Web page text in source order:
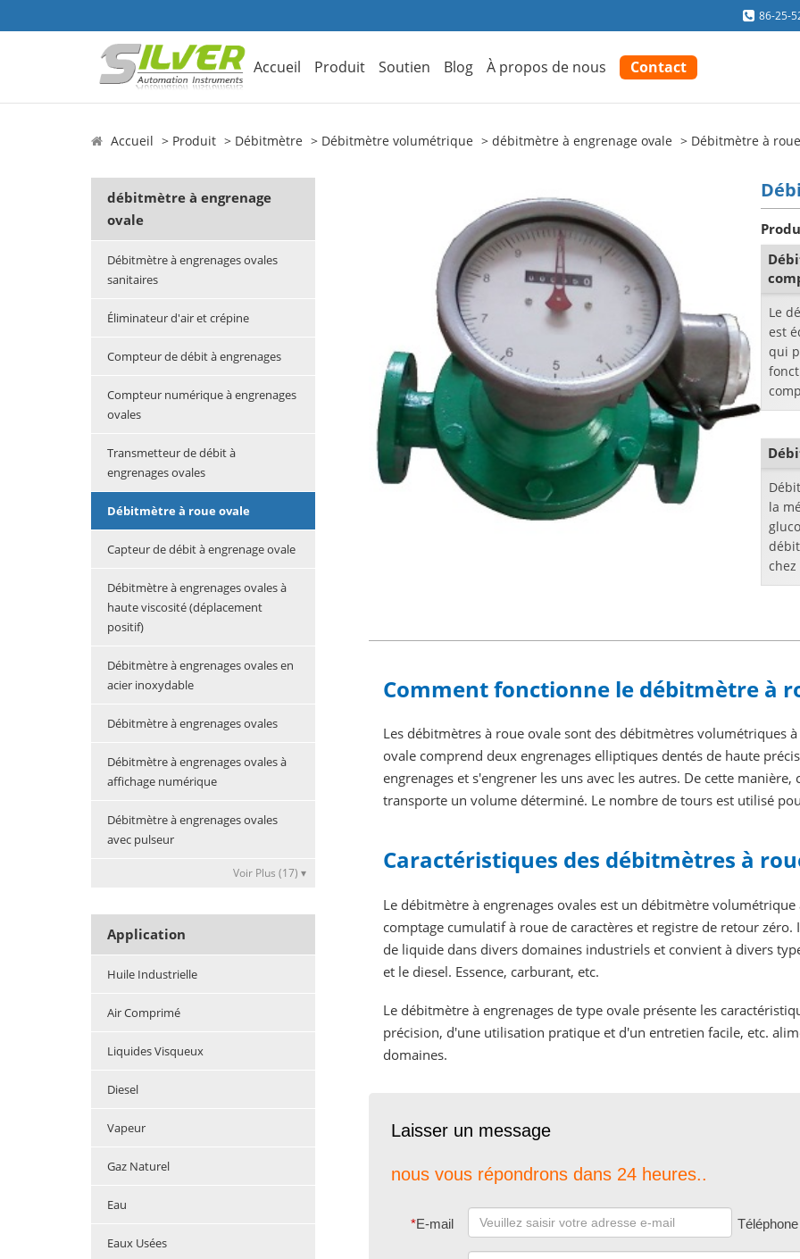
86-25-
Accueil Produit Soutien Blog À propos de nous Contact
Accueil Produit Débitmètre Débitmètre volumétrique débitmètre à engrenage ovale Débitmètre à
débitmètre à engrenage
ovale
Débitmètre à engrenages ovales
sanitaires
Éliminateur d'air et crépine
Compteur de débit à engrenages
Compteur numérique à engrenages
ovales
Transmetteur de débit à
engrenages ovales
Débitmètre à roue ovale
Capteur de débit à engrenage ovale
Débitmètre à engrenages ovales à
haute viscosité (déplacement
positif)
Débitmètre à engrenages ovales en
acier inoxydable
Débitmètre à engrenages ovales
Débitmètre à engrenages ovales à
affichage numérique
Débitmètre à engrenages ovales
avec pulseur
Voir Plus (17) ▾
Application
Huile Industrielle
Air Comprimé
Liquides Visqueux
Diesel
Vapeur
Gaz Naturel
Eau
Eaux Usées
Le
est
qui
une
la
Comment fonctionne le débitmètre à
Les débitmètres à roue ovale sont des débitmètres volumétriques
ovale comprend deux engrenages elliptiques dentés de haute
engrenages et s'engrener les uns avec les autres. De cette
transporte un volume déterminé. Le nombre de tours est utilisé
Caractéristiques des débitmètres à
Le débitmètre à engrenages ovales est un débitmètre
comptage cumulatif à roue de caractères et registre de retour
de liquide dans divers domaines industriels et convient à divers
et le diesel. Essence, carburant, etc.
Le débitmètre à engrenages de type ovale présente les
précision, d'une utilisation pratique et d'un entretien facile, etc.
domaines.
Laisser un message
nous vous répondrons dans 24 heures..
*E-mail Téléphone